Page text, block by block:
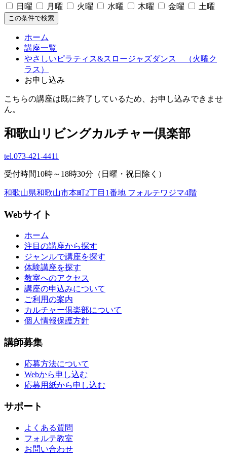
日曜
月曜 火曜 水曜 木曜 金曜 土曜
この条件で検索
ホーム
講座一覧
やさしいピラティス&スロージャズダンス （火曜ク
ラス）
お申し込み
こちらの講座は既に終了しているため、お申し込みできませ
ん。
和歌山リビングカルチャー倶楽部
tel.073-421-4411
受付時間10時～18時30分（日曜・祝日除く）
和歌山県和歌山市本町2丁目1番地 フォルテワジマ4階
Webサイト
ホーム
注目の講座から探す
ジャンルで講座を探す
体験講座を探す
教室へのアクセス
講座の申込みについて
ご利用の案内
カルチャー倶楽部について
個人情報保護方針
講師募集
応募方法について
Webから申し込む
応募用紙から申し込む
サポート
よくある質問
フォルテ教室
お問い合わせ